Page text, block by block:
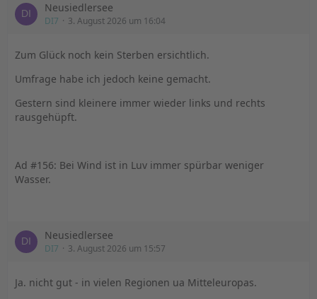
Neusiedlersee
DI7 3. August 2026 um 16:04
Zum Glück noch kein Sterben ersichtlich.
Umfrage habe ich jedoch keine gemacht.
Gestern sind kleinere immer wieder links und rechts
rausgehüpft.
Ad #156: Bei Wind ist in Luv immer spürbar weniger
Wasser.
Neusiedlersee
DI7 3. August 2026 um 15:57
Ja. nicht gut - in vielen Regionen ua Mitteleuropas.